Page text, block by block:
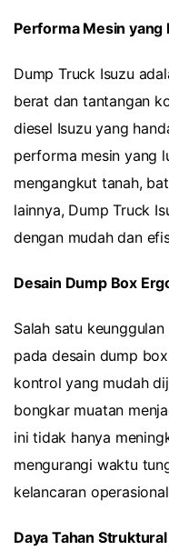
Performa Mesin yang
Dump Truck Isuzu
berat dan tantangan
diesel Isuzu yang
performa mesin yang
mengangkut tanah,
lainnya, Dump Truck
dengan mudah dan
Desain Dump Box
Salah satu
pada desain dump
kontrol yang mudah
bongkar muatan
ini tidak hanya
mengurangi waktu
kelancaran
Daya Tahan